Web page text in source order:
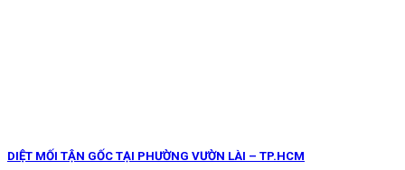
DIỆT MỐI TẬN GỐC TẠI PHƯỜNG VƯỜN LÀI – TP.HCM